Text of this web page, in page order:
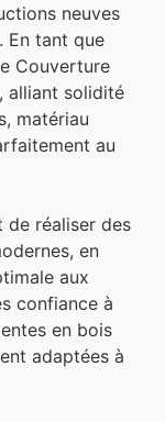
neuves
En tant que
Couverture
alliant solidité
matériau
au
de réaliser des
en
aux
confiance à
en bois
adaptées à